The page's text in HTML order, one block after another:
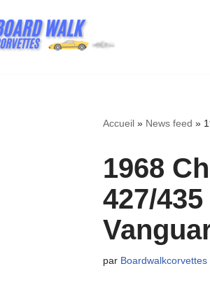
Accueil» News feed »
1968
427/
par Boardwalkcorvettes